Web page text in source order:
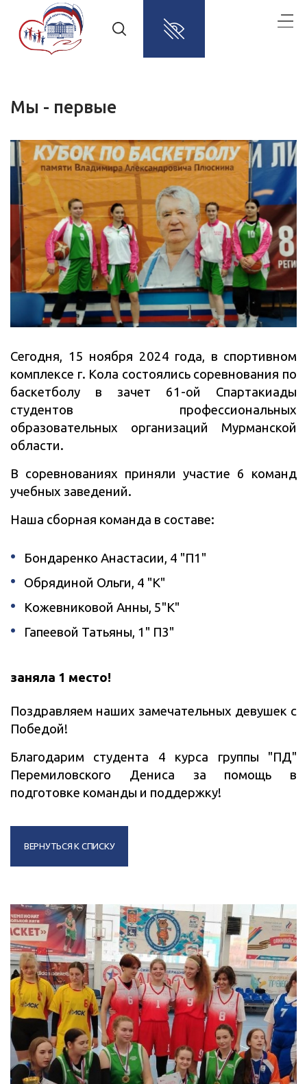
Мы - первые
Сегодня, 15 ноября 2024 года, в спортивном
комплексе г. Кола состоялись соревнования по
баскетболу в зачет 61-ой Спартакиады
студентов профессиональных
образовательных организаций Мурманской
области.
В соревнованиях приняли участие 6 команд
учебных заведений.
Наша сборная команда в составе:
Бондаренко Анастасии, 4 "П1"
Обрядиной Ольги, 4 "К"
Кожевниковой Анны, 5"К"
Гапеевой Татьяны, 1" П3"
заняла 1 место!
Поздравляем наших замечательных девушек с
Победой!
Благодарим студента 4 курса группы "ПД"
Перемиловского Дениса за помощь в
подготовке команды и поддержку!
ВЕРНУТЬСЯ К СПИСКУ